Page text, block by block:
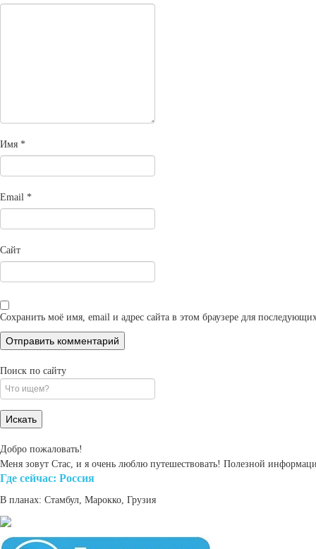
Имя *
Email *
Сайт
Сохранить моё имя, email и адрес сайта в этом браузере для
Поиск по сайту
Search
for:
Добро пожаловать!
Меня зовут Стас, и я очень люблю путешествовать! Полезной
Где cейчас: Россия
В планах: Стамбул, Марокко, Грузия